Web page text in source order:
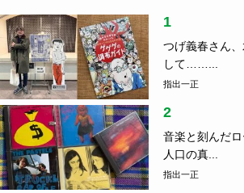
1
つげ義春さん
して……...
指出一正
2
音楽と刻んだ
人口の真...
指出一正